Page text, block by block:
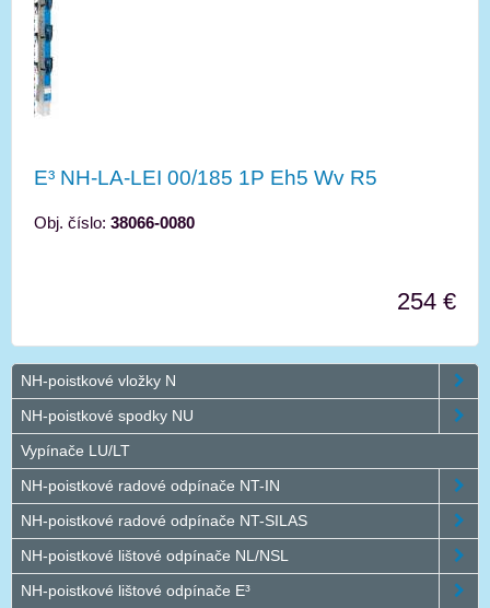
E³ NH-LA-LEI 00/185 1P Eh5 Wv R5
Obj. číslo: 38066-0080
254 €
NH-poistkové vložky N
NH-poistkové spodky NU
Vypínače LU/LT
NH-poistkové radové odpínače NT-IN
NH-poistkové radové odpínače NT-SILAS
NH-poistkové lištové odpínače NL/NSL
NH-poistkové lištové odpínače E³